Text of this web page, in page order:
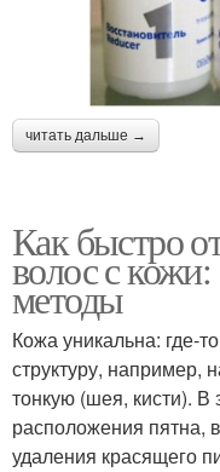
читать дальше →
Как быстро
волос с
методы
Кожа уникальна: где-
структуру, например,
тонкую (шея, кисти). В
расположения пятна,
удаления красящего